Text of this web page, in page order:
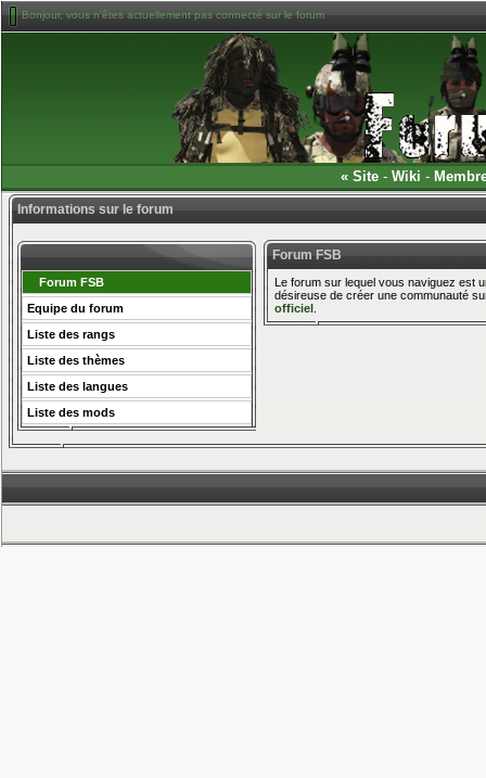
Bonjour, vous n'êtes actuellement pas connecté sur le forum
« Site - Wiki -
Informations sur le forum
Forum FSB
Equipe du forum
Liste des rangs
Liste des thèmes
Liste des langues
Liste des mods
Forum FSB
Le forum sur lequel vous naviguez est
désireuse de créer une communauté
officiel